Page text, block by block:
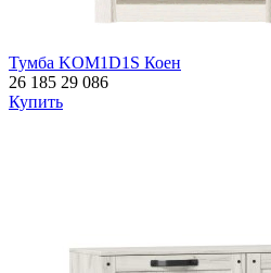
Тумба KOM1D1S Коен
26 185 29 086
Купить